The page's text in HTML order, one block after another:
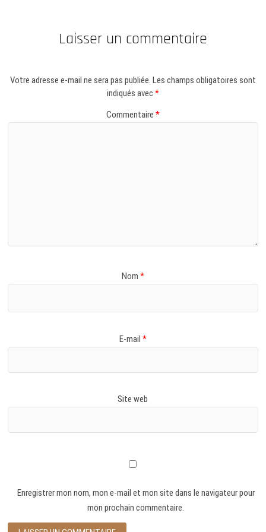
Laisser un commentaire
Votre adresse e-mail ne sera pas publiée. Les champs obligatoires sont
indiqués avec *
Commentaire *
Nom *
E-mail *
Site web
Enregistrer mon nom, mon e-mail et mon site dans le navigateur pour
mon prochain commentaire.